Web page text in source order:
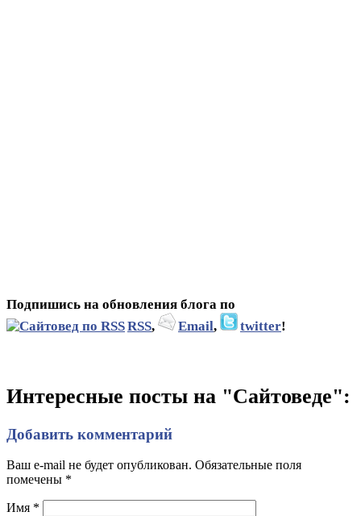
Подпишись на обновления блога по
RSS, Email, twitter!
Интересные посты на "Сайтоведе":
Добавить комментарий
Ваш e-mail не будет опубликован. Обязательные поля
помечены *
Имя *